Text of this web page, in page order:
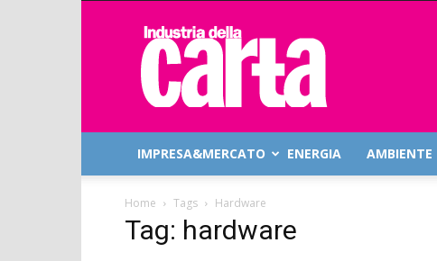
Industria
della
Carta
IMPRESA&MERCATO ENERGIA AMBIENTE
Home Tags Hardware
Tag: hardware